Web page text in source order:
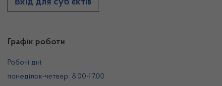
Графік роботи
Робочі дні:
понеділок-четвер: 8.00-17.00
Вхід для суб’єктів